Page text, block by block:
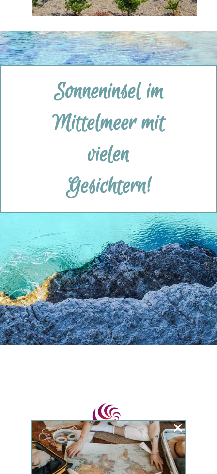
Sonneninsel im
Mittelmeer mit
vielen
Gesichtern!